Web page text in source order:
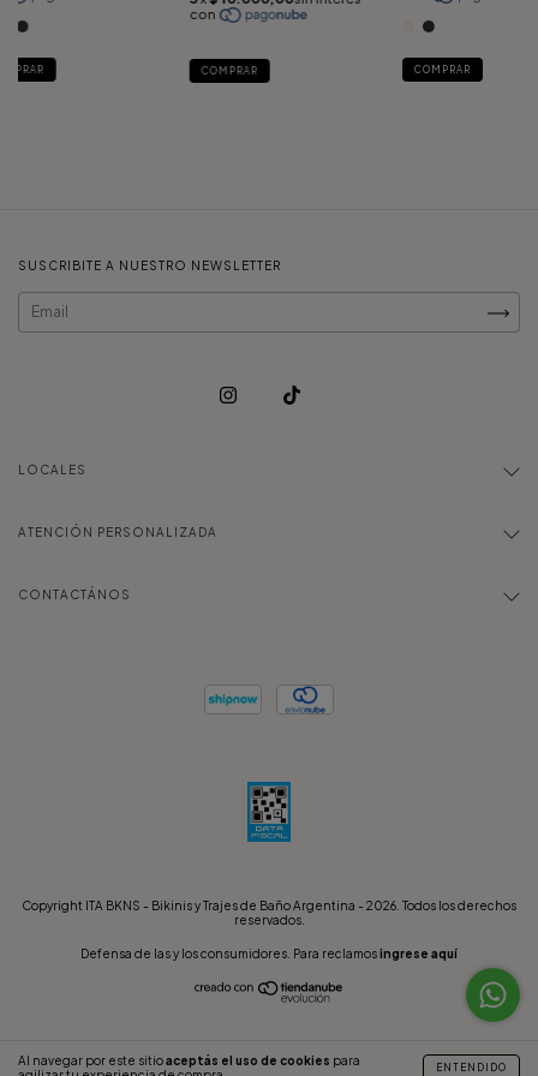
Al navegar por este sitioaceptás el uso de cookies para
ENTENDIDO
COMPRAR COMPRAR
SUSCRIBITE A NUESTRO NEWSLETTER
LOCALES
ATENCIÓN PERSONALIZADA
CONTACTÁNOS
Copyright ITA BKNS - Bikinis y Trajes de Baño Argentina - 2026. Todos los derechos
reservados.
Defensa de las y los consumidores. Para reclamosingrese aquí